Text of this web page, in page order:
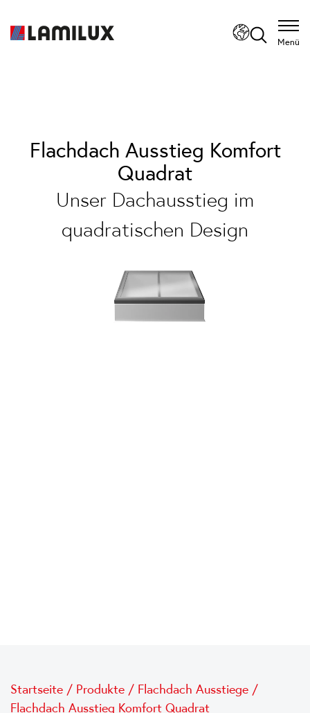
Menü
Flachdach Ausstieg Komfort
Quadrat
Unser Dachausstieg im
quadratischen Design
Startseite / Produkte / Flachdach Ausstiege /
Flachdach Ausstieg Komfort Quadrat